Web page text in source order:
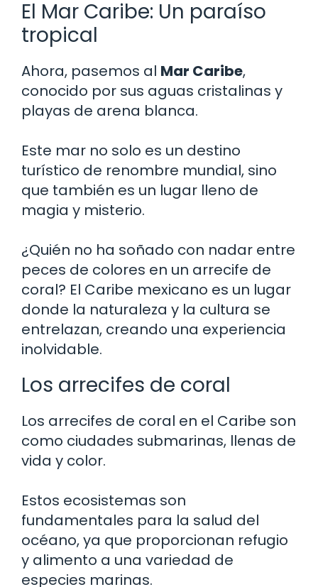
El Mar Caribe: Un paraíso
tropical
Ahora, pasemos al Mar Caribe,
conocido por sus aguas cristalinas y
playas de arena blanca.
Este mar no solo es un destino
turístico de renombre mundial, sino
que también es un lugar lleno de
magia y misterio.
¿Quién no ha soñado con nadar entre
peces de colores en un arrecife de
coral? El Caribe mexicano es un lugar
donde la naturaleza y la cultura se
entrelazan, creando una experiencia
inolvidable.
Los arrecifes de coral
Los arrecifes de coral en el Caribe son
como ciudades submarinas, llenas de
vida y color.
Estos ecosistemas son
fundamentales para la salud del
océano, ya que proporcionan refugio
y alimento a una variedad de
especies marinas.